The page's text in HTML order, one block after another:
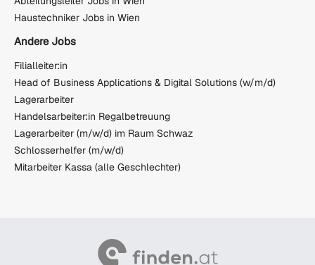
Haustechniker Jobs in Wien
Andere Jobs
Filialleiter:in
Head of Business Applications & Digital Solutions (w/m/d)
Lagerarbeiter
Handelsarbeiter:in Regalbetreuung
Lagerarbeiter (m/w/d) im Raum Schwaz
Schlosserhelfer (m/w/d)
Mitarbeiter Kassa (alle Geschlechter)